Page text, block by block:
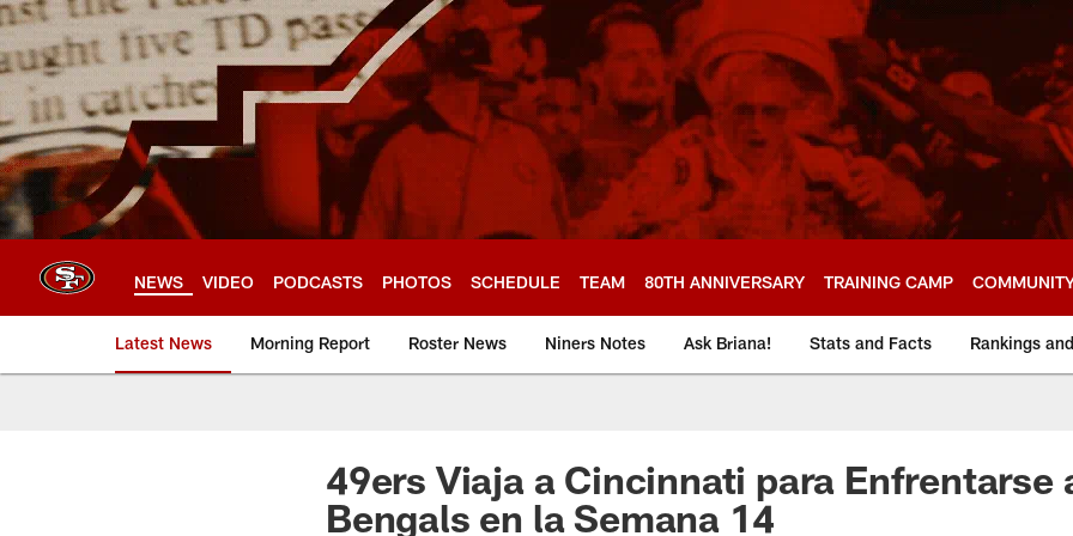
Skip
to
main
content
NEWS VIDEO PODCASTS PHOTOS SCHEDULE TEAM 80TH ANNIVERSARY TRAINING CAMP
Latest News Morning Report Roster News Niners Notes Ask Briana! Stats and Facts Rankings
49ers Viaja a Cincinnati para Enfrentarse
Bengals en la Semana 14